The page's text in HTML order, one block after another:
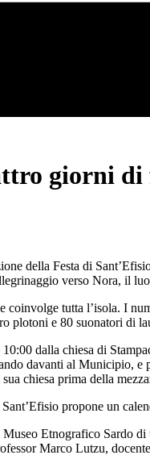
giorni
della Festa di
verso Nora, il
coinvolge tutta l’isola. I
plotoni e 80 suonatori di
dalla chiesa di
davanti al Municipio,
chiesa prima della
propone un
Etnografico Sardo
Marco Lutzu,